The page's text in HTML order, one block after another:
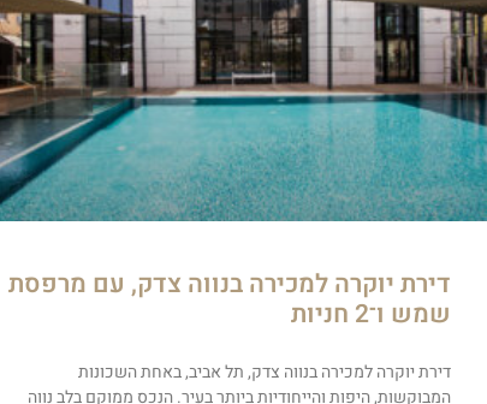
דירת יוקרה למכירה בנווה צדק, עם מרפסת
שמש ו־2 חניות
דירת יוקרה למכירה בנווה צדק, תל אביב, באחת השכונות
המבוקשות, היפות והייחודיות ביותר בעיר. הנכס ממוקם בלב נווה